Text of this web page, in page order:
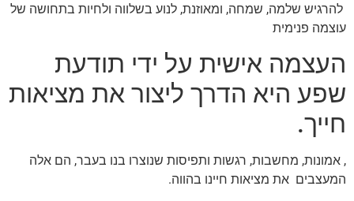
להרגיש שלמה, שמחה, ומאוזנת, לנוע בשלווה ולחיות בתחושה של
עוצמה פנימית
העצמה אישית על ידי תודעת
שפע היא הדרך ליצור את מציאות
חייך.
, אמונות, מחשבות, רגשות ותפיסות שנוצרו בנו בעבר, הם אלה
המעצבים את מציאות חיינו בהווה.